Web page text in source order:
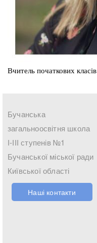
Вчитель початкових класів
Бучанська
загальноосвітня школа
І-ІІІ ступенів №1
Бучанської міської ради
Київської області
Наші контакти